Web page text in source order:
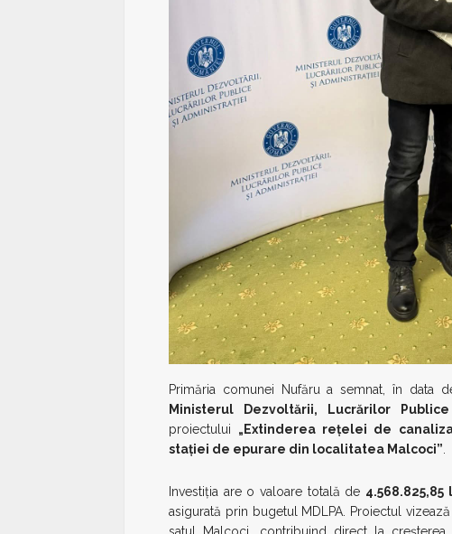
Primăria comunei Nufăru a semnat, în data
Ministerul Dezvoltării, Lucrărilor
proiectului „Extinderea rețelei de
stației de epurare din localitatea Malcoci”.
Investiția are o valoare totală de 4.568.825,85
asigurată prin bugetul MDLPA. Proiectul